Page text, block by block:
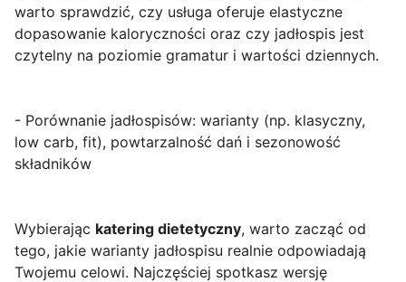
warto sprawdzić, czy usługa oferuje elastyczne
dopasowanie kaloryczności oraz czy jadłospis jest
czytelny na poziomie gramatur i wartości dziennych.
- Porównanie jadłospisów: warianty (np. klasyczny,
low carb, fit), powtarzalność dań i sezonowość
składników
Wybierając katering dietetyczny, warto zacząć od
tego, jakie warianty jadłospisu realnie odpowiadają
Twojemu celowi. Najczęściej spotkasz wersję